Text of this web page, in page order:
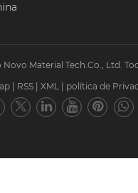
Material Tech.Co., Ltd.
| RSS | XML | política de